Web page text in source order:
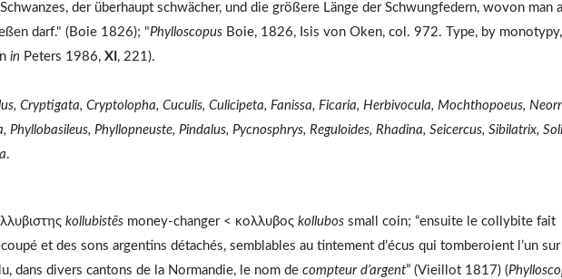
der überhaupt schwächer, und die größere Länge der Schwungfedern, wovon man
darf." (Boie 1826); "Phylloscopus Boie, 1826, Isis von Oken, col. 972. Type, by monotypy,
in Peters 1986, XI , 221).
Cryptigata, Cryptolopha, Cuculis, Culicipeta, Fanissa, Ficaria, Herbivocula, Mochthopoeus,
Phyllopneuste, Pindalus, Pycnosphrys, Reguloides, Rhadina, Seicercus, Sibilatrix,
.
kollubistēs money-changer < κολλυβος kollubos small coin; “ensuite le collybite fait
et des sons argentins détachés, semblables au tintement d’écus qui tomberoient l’un sur
dans divers cantons de la Normandie, le nom de compteur d’argent” (Vieillot 1817) (